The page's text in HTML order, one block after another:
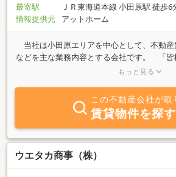
最寄駅
ＪＲ東海道本線 小田原駅 徒歩6
情報提供元
アットホーム
当社は小田原エリアを中心として、不動産
などを主な業務内容とする会社です。 「皆
えるべく、日々営業しています。是非お気軽
もっと見る
この不動産会社が取
賃貸物件を探す
ウエタカ商事（株）